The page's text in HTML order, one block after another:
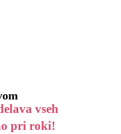
vseh
pri roki!